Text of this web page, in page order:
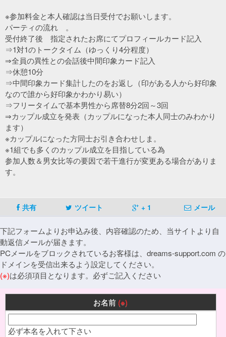
※参加料金と本人確認は当日受付でお願いします。
パーティの流れ 。
受付終了後 指定されたお席にてプロフィールカード記入
⇒1対1のトークタイム（ゆっくり4分程度）
⇒全員の異性との会話後中間印象カード記入
⇒休憩10分
⇒中間印象カード集計したのをお返し（印がある人から好印象
なので誰から好印象かわかり易い）
⇒フリータイムで基本男性から席替8分2回～3回
⇒カップル成立を発表（カップルになった本人同士のみわかり
ます）
※カップルになった方同士お引き合わせしま。
※1組でも多くのカップル成立を目指している為
参加人数＆男女比等の要因で若干進行が変更ある場合がありま
す。
共有 ツイート + 1 メール
下記フォームよりお申込み後、内容確認のため、当サイトより自
動返信メールが届きます。
PCメールをブロックされているお客様は、dreams-support.com の
ドメインを受信出来るよう設定してください。
(※)は必須項目となります。必ずご記入ください
お名前 (※)
必ず本名を入れて下さい